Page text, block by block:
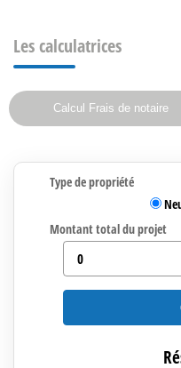
Les calculatrices
Calcul Frais de notaire